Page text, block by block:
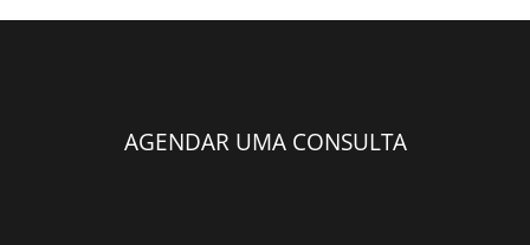
AGENDAR UMA CONSULTA